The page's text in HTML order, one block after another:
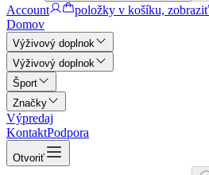
Account
položky v košíku,
Domov
Výživový doplnok
Výživový doplnok
Šport
Značky
Výpredaj
KontaktPodpora
Otvoriť